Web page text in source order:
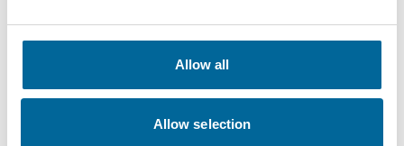
Allow all
Allow selection
Amokabel AB